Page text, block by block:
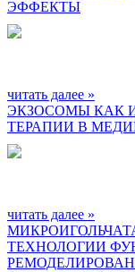
ЭФФЕКТЫ
читать далее »
ЭКЗОСОМЫ КАК
ТЕРАПИИ В
читать далее »
ТЕХНОЛОГИИ